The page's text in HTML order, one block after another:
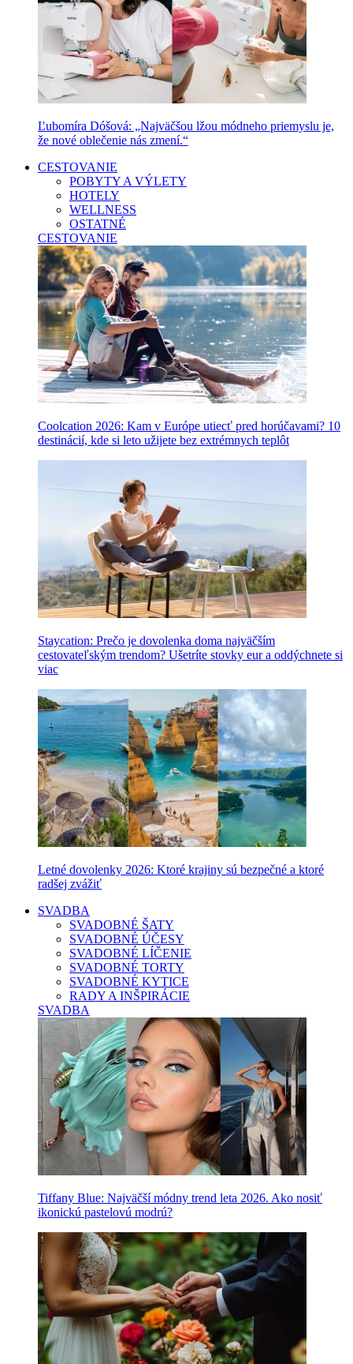
Ľubomíra Dóšová: „Najväčšou lžou módneho priemyslu je,
že nové oblečenie nás zmení.“
CESTOVANIE
POBYTY A VÝLETY
HOTELY
WELLNESS
OSTATNÉ
CESTOVANIE
Coolcation 2026: Kam v Európe utiecť pred horúčavami? 10
destinácií, kde si leto užijete bez extrémnych teplôt
Staycation: Prečo je dovolenka doma najväčším
cestovateľským trendom? Ušetríte stovky eur a oddýchnete si
viac
Letné dovolenky 2026: Ktoré krajiny sú bezpečné a ktoré
radšej zvážiť
SVADBA
SVADOBNÉ ŠATY
SVADOBNÉ ÚČESY
SVADOBNÉ LÍČENIE
SVADOBNÉ TORTY
SVADOBNÉ KYTICE
RADY A INŠPIRÁCIE
SVADBA
Tiffany Blue: Najväčší módny trend leta 2026. Ako nosiť
ikonickú pastelovú modrú?